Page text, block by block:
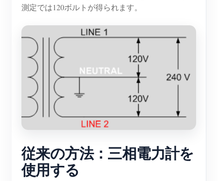
測定では120ボルトが得られます。
従来の方法：三相電力計を
使用する